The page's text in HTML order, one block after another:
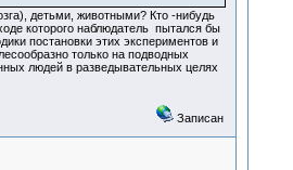
детьми, животными? Кто -нибудь
которого наблюдатель пытался бы
постановки этих экспериментов и
только на подводных
людей в разведывательных целях
Записан